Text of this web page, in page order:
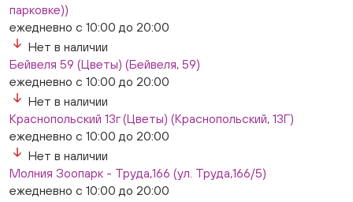
парковке))
ежедневно с 10:00 до 20:00
Нет в наличии
Бейвеля 59 (Цветы) (Бейвеля, 59)
ежедневно с 10:00 до 20:00
Нет в наличии
Краснопольский 13г (Цветы) (Краснопольский, 13Г)
ежедневно с 10:00 до 20:00
Нет в наличии
Молния Зоопарк - Труда,166 (ул. Труда,166/5)
ежедневно с 10:00 до 20:00